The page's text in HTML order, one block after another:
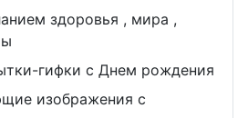
здоровья , мира ,
гифки с Днем рождения
изображения с